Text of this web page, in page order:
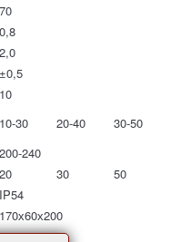
70
0,8
2,0
±0,5
10
10-30 20-40
30-50
200-240
20 30
50
IP54
170х60х200
1